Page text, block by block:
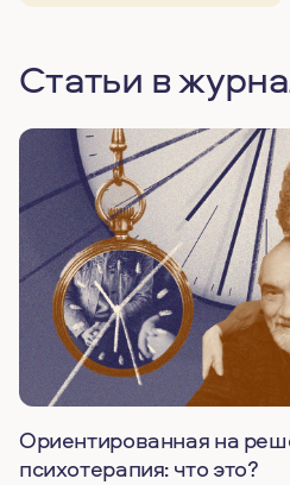
Статьи в
Ориентированная на
психотерапия: что это?